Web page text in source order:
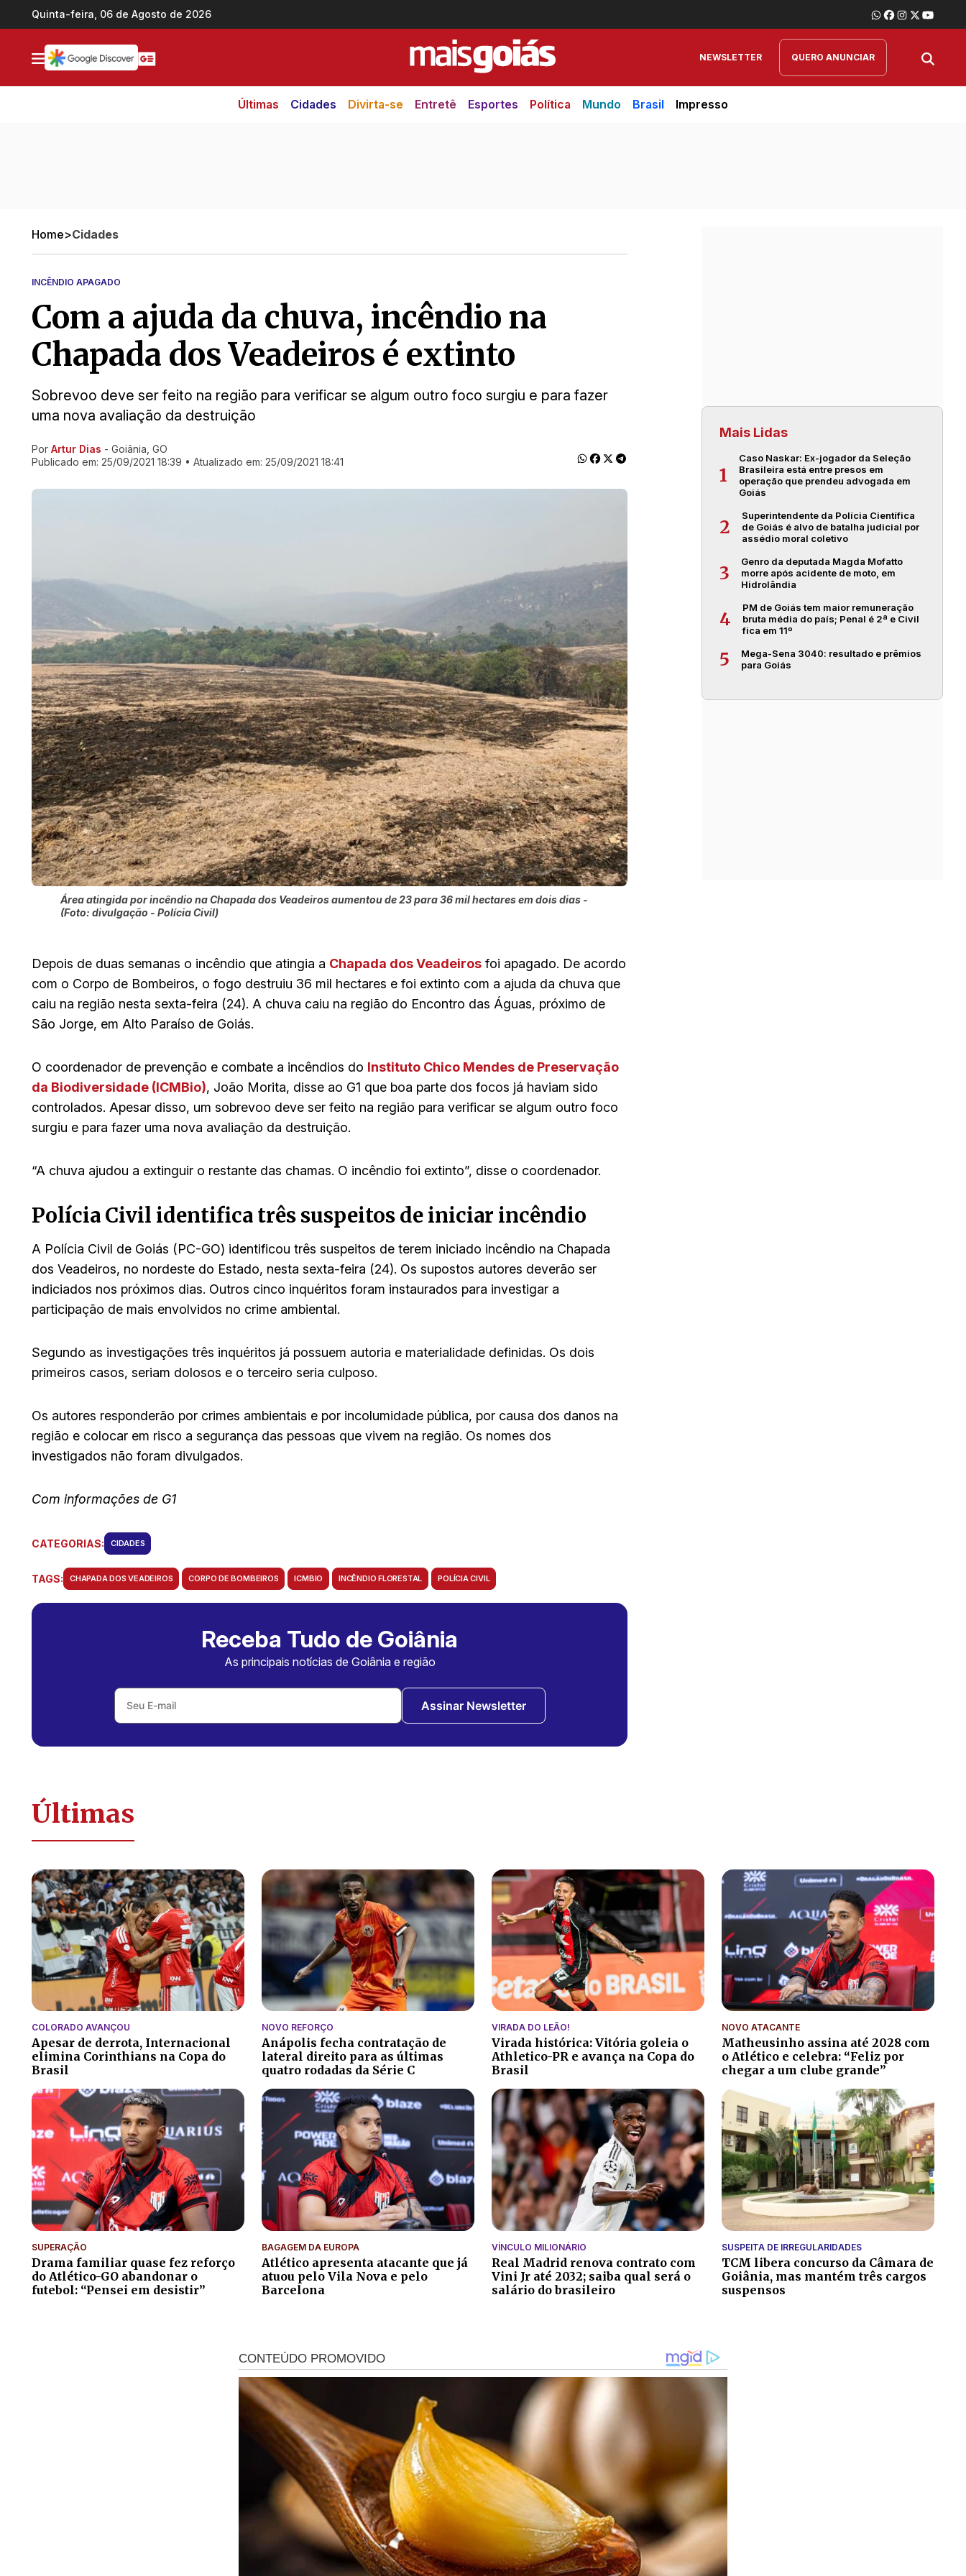
Ir direto pro conteúdo
Quinta-feira, 06 de Agosto de 2026
NEWSLETTER QUERO ANUNCIAR
Últimas Cidades Divirta-se Entretê Esportes Política Mundo Brasil Impresso
Home>Cidades
INCÊNDIO APAGADO
Com a ajuda da chuva, incêndio na
Chapada dos Veadeiros é extinto
Sobrevoo deve ser feito na região para verificar se algum outro foco surgiu e para fazer
uma nova avaliação da destruição
Ir direto pra matéria
Por Artur Dias - Goiânia, GO
Publicado em: 25/09/2021 18:39 • Atualizado em: 25/09/2021 18:41
Área atingida por incêndio na Chapada dos Veadeiros aumentou de 23 para 36 mil hectares em dois dias -
(Foto: divulgação - Polícia Civil)
Depois de duas semanas o incêndio que atingia a Chapada dos Veadeiros foi apagado. De acordo
com o Corpo de Bombeiros, o fogo destruiu 36 mil hectares e foi extinto com a ajuda da chuva que
caiu na região nesta sexta-feira (24). A chuva caiu na região do Encontro das Águas, próximo de
São Jorge, em Alto Paraíso de Goiás.
O coordenador de prevenção e combate a incêndios do Instituto Chico Mendes de Preservação
da Biodiversidade (ICMBio), João Morita, disse ao G1 que boa parte dos focos já haviam sido
controlados. Apesar disso, um sobrevoo deve ser feito na região para verificar se algum outro foco
surgiu e para fazer uma nova avaliação da destruição.
“A chuva ajudou a extinguir o restante das chamas. O incêndio foi extinto”, disse o coordenador.
Polícia Civil identifica três suspeitos de iniciar incêndio
A Polícia Civil de Goiás (PC-GO) identificou três suspeitos de terem iniciado incêndio na Chapada
dos Veadeiros, no nordeste do Estado, nesta sexta-feira (24). Os supostos autores deverão ser
indiciados nos próximos dias. Outros cinco inquéritos foram instaurados para investigar a
participação de mais envolvidos no crime ambiental.
Segundo as investigações três inquéritos já possuem autoria e materialidade definidas. Os dois
primeiros casos, seriam dolosos e o terceiro seria culposo.
Os autores responderão por crimes ambientais e por incolumidade pública, por causa dos danos na
região e colocar em risco a segurança das pessoas que vivem na região. Os nomes dos
investigados não foram divulgados.
Com informações de G1
CATEGORIAS: CIDADES
TAGS: CHAPADA DOS VEADEIROS CORPO DE BOMBEIROS ICMBIO INCÊNDIO FLORESTAL POLÍCIA CIVIL
Receba Tudo de Goiânia
As principais notícias de Goiânia e região
Assinar Newsletter
Mais Lidas
1
Caso Naskar: Ex-jogador da Seleção
Brasileira está entre presos em
operação que prendeu advogada em
Goiás
2
Superintendente da Polícia Científica
de Goiás é alvo de batalha judicial por
assédio moral coletivo
3
Genro da deputada Magda Mofatto
morre após acidente de moto, em
Hidrolândia
4
PM de Goiás tem maior remuneração
bruta média do país; Penal é 2ª e Civil
fica em 11º
5
Mega-Sena 3040: resultado e prêmios
para Goiás
Últimas
COLORADO AVANÇOU
Apesar de derrota, Internacional
elimina Corinthians na Copa do
Brasil
NOVO REFORÇO
Anápolis fecha contratação de
lateral direito para as últimas
quatro rodadas da Série C
VIRADA DO LEÃO!
Virada histórica: Vitória goleia o
Athletico-PR e avança na Copa do
Brasil
NOVO ATACANTE
Matheusinho assina até 2028 com
o Atlético e celebra: “Feliz por
chegar a um clube grande”
SUPERAÇÃO
Drama familiar quase fez reforço
do Atlético-GO abandonar o
futebol: “Pensei em desistir”
BAGAGEM DA EUROPA
Atlético apresenta atacante que já
atuou pelo Vila Nova e pelo
Barcelona
VÍNCULO MILIONÁRIO
Real Madrid renova contrato com
Vini Jr até 2032; saiba qual será o
salário do brasileiro
SUSPEITA DE IRREGULARIDADES
TCM libera concurso da Câmara de
Goiânia, mas mantém três cargos
suspensos